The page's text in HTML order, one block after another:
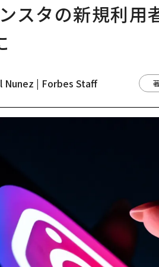
スタの新規利用
Nunez | Forbes Staff